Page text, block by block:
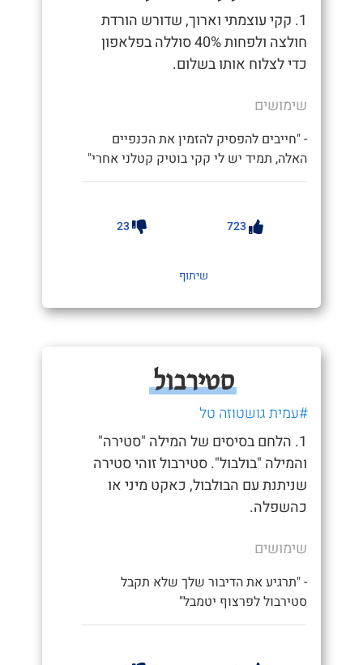
1. קקי עוצמתי וארוך, שדורש הורדת
חולצה ולפחות 40% סוללה בפלאפון
כדי לצלוח אותו בשלום.
שימושים
- "חייבים להפסיק להזמין את הכנפיים
האלה, תמיד יש לי קקי בוטיק קטלני אחרי"
723
23
שיתוף
סטירבול
#עמית גושטוזה טל
1. הלחם בסיסים של המילה "סטירה"
והמילה "בולבול". סטירבול זוהי סטירה
שניתנת עם הבולבול, כאקט מיני או
כהשפלה.
שימושים
- "תרגיע את הדיבור שלך שלא תקבל
סטירבול לפרצוף יטמבל"